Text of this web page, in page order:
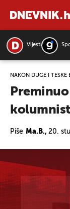
Vijesti
NAKON DUGE I TEŠKE
Piše Ma.B., 20.
PRETRAŽITE